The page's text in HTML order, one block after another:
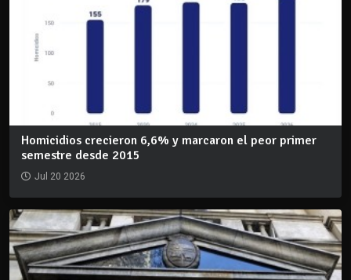
Homicidios crecieron 6,6% y marcaron el peor primer
semestre desde 2015
Jul 20 2026